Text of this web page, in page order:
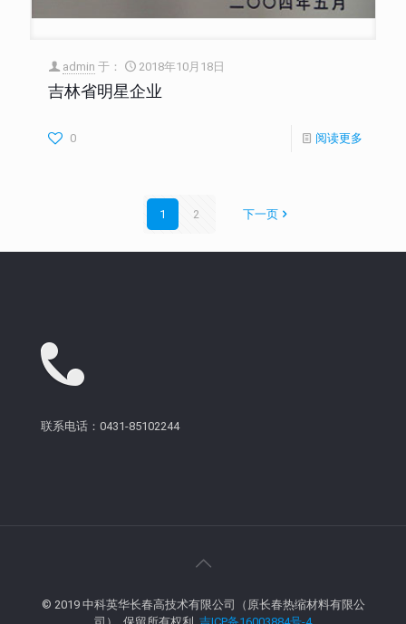
admin 于： 2018年10月18日
吉林省明星企业
0 阅读更多
1 2 下一页
联系电话：0431-85102244
© 2019 中科英华长春高技术有限公司（原长春热缩材料有限公